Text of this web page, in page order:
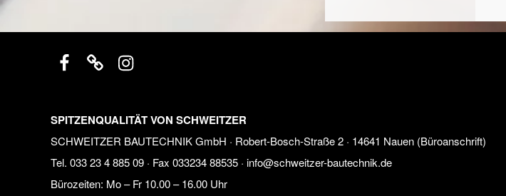
SPITZENQUALITÄT VON SCHWEITZER
SCHWEITZER BAUTECHNIK GmbH · Robert-Bosch-Straße 2 · 14641 Nauen (Büroanschrift)
Tel. 033 23 4 885 09 · Fax 033234 88535 · info@schweitzer-bautechnik.de
Bürozeiten: Mo – Fr 10.00 – 16.00 Uhr